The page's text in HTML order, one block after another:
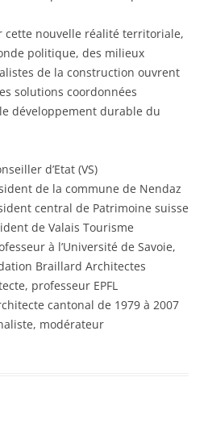
cette nouvelle réalité territoriale,
politique, des milieux
de la construction ouvrent
solutions coordonnées
développement durable du
d’Etat (VS)
de la commune de Nendaz
central de Patrimoine suisse
de Valais Tourisme
à l’Université de Savoie,
Braillard Architectes
professeur EPFL
cantonal de 1979 à 2007
modérateur